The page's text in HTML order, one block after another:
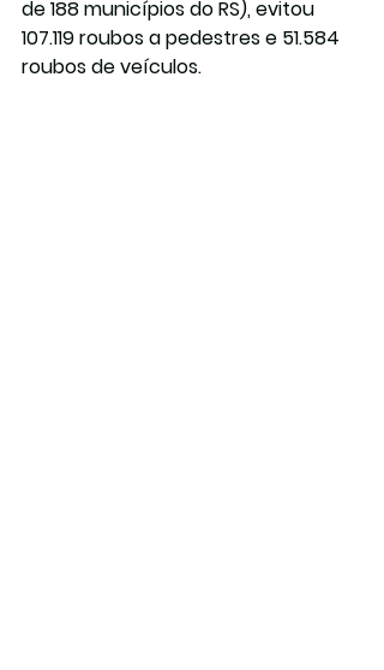
de 188 municípios do RS), evitou
107.119 roubos a pedestres e 51.584
roubos de veículos.